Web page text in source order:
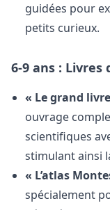
guidées pour
petits curieux.
6-9 ans : Livres
« Le grand
ouvrage
scientifiques
stimulant ainsi
« L’atlas
spécialement